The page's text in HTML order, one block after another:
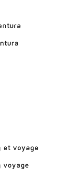
et voyage
voyage